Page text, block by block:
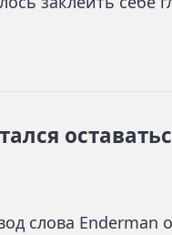
слова Enderman